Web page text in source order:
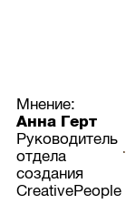
Мнение:
Анна Герт
Руководитель
отдела
создания
CreativePeople